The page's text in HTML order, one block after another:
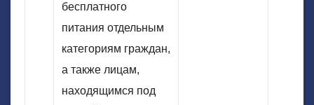
бесплатного
питания отдельным
категориям граждан,
а также лицам,
находящимся под